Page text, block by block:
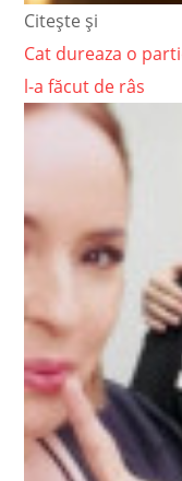
Citește și
Cat dureaza o
l-a făcut de râs